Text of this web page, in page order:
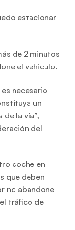
estacionar
de 2 minutos
el vehiculo.
necesario
un
de la vía”,
del
coche en
que deben
no abandone
tráfico de